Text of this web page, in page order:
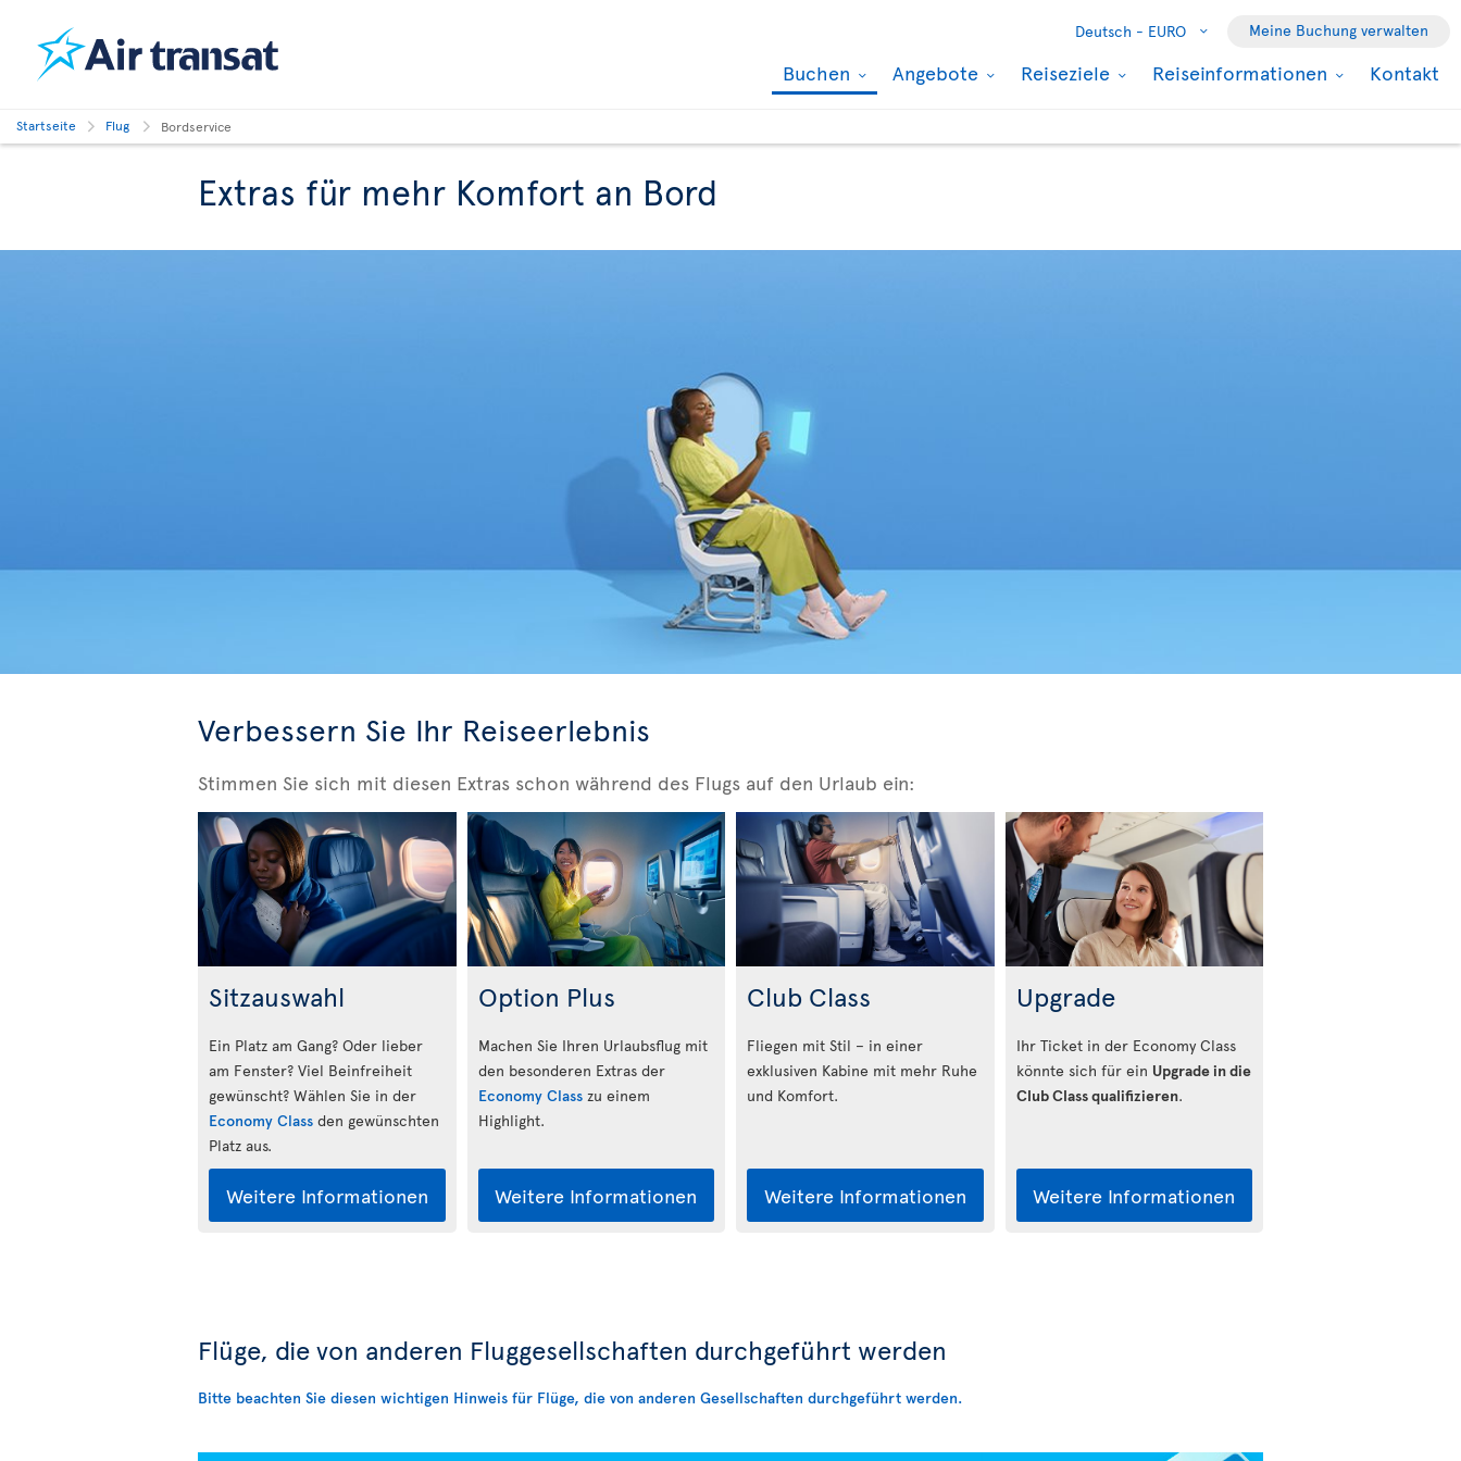
Deutsch - EURO Meine Buchung verwalten
Buchen Angebote Reiseziele Reiseinformationen Kontakt
Startseite Flug Bordservice
Extras für mehr Komfort an Bord
Verbessern Sie Ihr Reiseerlebnis
Stimmen Sie sich mit diesen Extras schon während des Flugs auf den Urlaub ein:
Sitzauswahl
Ein Platz am Gang? Oder lieber
am Fenster? Viel Beinfreiheit
gewünscht? Wählen Sie in der
Economy Class den gewünschten
Platz aus.
Weitere Informationen
Option Plus
Machen Sie Ihren Urlaubsflug mit
den besonderen Extras der
Economy Classzu einem
Highlight.
Weitere Informationen
Club Class
Fliegen mit Stil – in einer
exklusiven Kabine mit mehr Ruhe
und Komfort.
Weitere Informationen
Upgrade
Ihr Ticket in der Economy Class
könnte sich für ein Upgrade in die
Club Class qualifizieren.
Weitere Informationen
Flüge, die von anderen Fluggesellschaften durchgeführt werden
Bitte beachten Sie diesen wichtigen Hinweis für Flüge, die von anderen Gesellschaften durchgeführt werden.